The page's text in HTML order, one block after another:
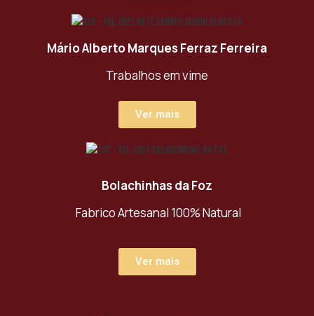
Mário Alberto Marques Ferraz Ferreira
Trabalhos em vime
Ver mais
Bolachinhas da Foz
Fabrico Artesanal 100% Natural
Ver mais